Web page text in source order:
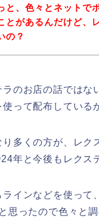
と、色々とネットで
とがあるんだけど、
の？
のお店の話ではな
って配布している
多くの方が、レク
年と今後もレクス
インなどを使って
思ったので色々と